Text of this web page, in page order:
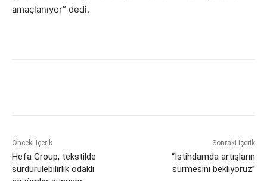
amaçlanıyor” dedi.
Önceki İçerik
Hefa Group, tekstilde
sürdürülebilirlik odaklı
Sonraki İçerik
“İstihdamda artışların
sürmesini bekliyoruz”